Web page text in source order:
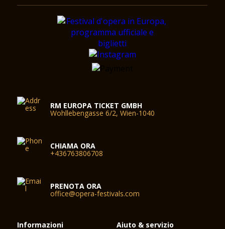
RM EUROPA TICKET GMBH
Wohllebengasse 6/2, Wien-1040
CHIAMA ORA
+436763806708
PRENOTA ORA
office@opera-festivals.com
Informazioni Aiuto & servizio